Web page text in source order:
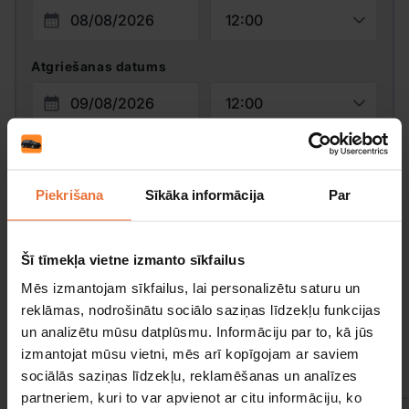
Piekrišana Sīkāka informācija Par
Šī tīmekļa vietne izmanto sīkfailus
Mēs izmantojam sīkfailus, lai personalizētu saturu un
reklāmas, nodrošinātu sociālo saziņas līdzekļu funkcijas
un analizētu mūsu datplūsmu. Informāciju par to, kā jūs
izmantojat mūsu vietni, mēs arī kopīgojam ar saviem
sociālās saziņas līdzekļu, reklamēšanas un analīzes
partneriem, kuri to var apvienot ar citu informāciju, ko
Atgriešanas datums
Vadītāja vecums
Meklēt
Izvēlieties savu automašīnu